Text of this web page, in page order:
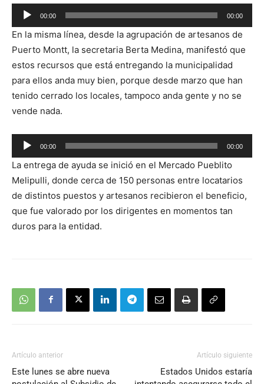
Reproductor
de
audio
00:00 00:00
En la misma línea, desde la agrupación de artesanos de
Puerto Montt, la secretaria Berta Medina, manifestó que
estos recursos que está entregando la municipalidad
para ellos anda muy bien, porque desde marzo que han
tenido cerrado los locales, tampoco anda gente y no se
vende nada.
Reproductor
de
audio
00:00 00:00
La entrega de ayuda se inició en el Mercado Pueblito
Melipulli, donde cerca de 150 personas entre locatarios
de distintos puestos y artesanos recibieron el beneficio,
que fue valorado por los dirigentes en momentos tan
duros para la entidad.
Artículo anterior
Este lunes se abre nueva
Artículo siguiente
Estados Unidos estaría